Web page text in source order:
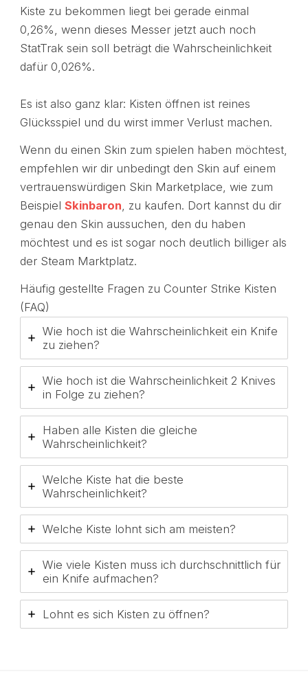
Kiste zu bekommen liegt bei gerade einmal
0,26%, wenn dieses Messer jetzt auch noch
StatTrak sein soll beträgt die Wahrscheinlichkeit
dafür 0,026%.
Es ist also ganz klar: Kisten öffnen ist reines
Glücksspiel und du wirst immer Verlust machen.
Wenn du einen Skin zum spielen haben möchtest,
empfehlen wir dir unbedingt den Skin auf einem
vertrauenswürdigen Skin Marketplace, wie zum
Beispiel Skinbaron , zu kaufen. Dort kannst du dir
genau den Skin aussuchen, den du haben
möchtest und es ist sogar noch deutlich billiger als
der Steam Marktplatz.
Häufig gestellte Fragen zu Counter Strike Kisten
(FAQ)
Wie hoch ist die Wahrscheinlichkeit ein Knife
zu ziehen?
Wie hoch ist die Wahrscheinlichkeit 2 Knives
in Folge zu ziehen?
Haben alle Kisten die gleiche
Wahrscheinlichkeit?
Welche Kiste hat die beste
Wahrscheinlichkeit?
Welche Kiste lohnt sich am meisten?
Wie viele Kisten muss ich durchschnittlich für
ein Knife aufmachen?
Lohnt es sich Kisten zu öffnen?